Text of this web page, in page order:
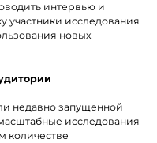
интервью и
участники исследования
новых
недавно запущенной
исследования
количестве